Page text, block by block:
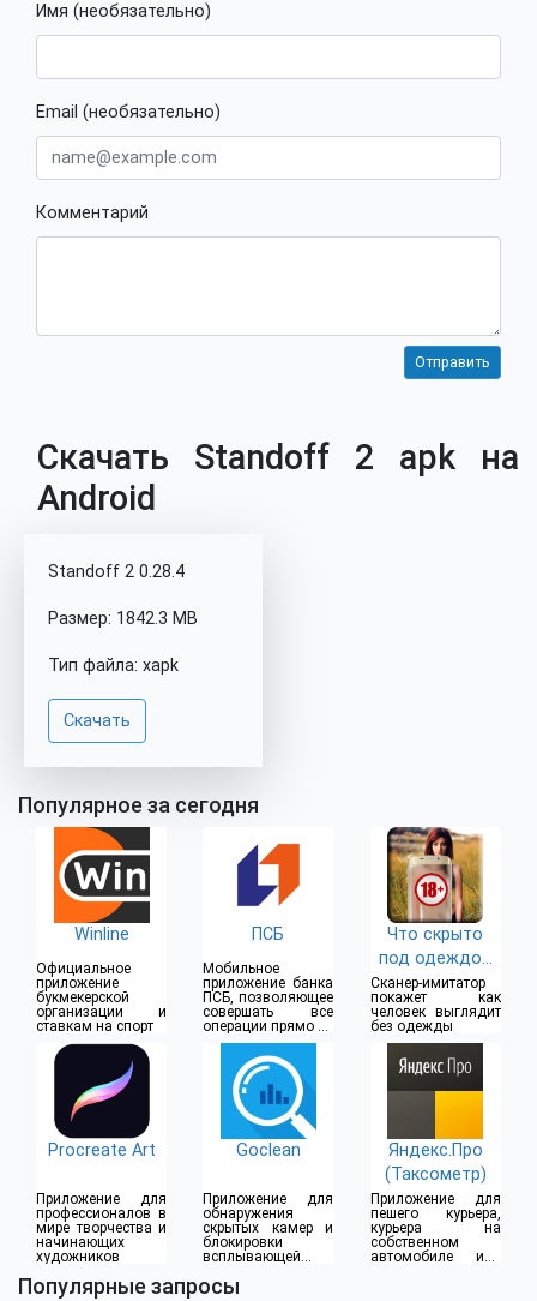
Имя (необязательно)
Email (необязательно)
Комментарий
Скачать Standoff 2 apk на
Android
Standoff 2 0.28.4
Размер: 1842.3 MB
Тип файла: xapk
Скачать
Популярное за сегодня
Winline
Официальное
приложение
букмекерской
организации и
ставкам на спорт
ПСБ
Мобильное
приложение банка
ПСБ, позволяющее
совершать все
операции прямо из
дома
Что скрыто
под одеждой
(18+)
Сканер-имитатор
покажет как
человек выглядит
без одежды
Procreate Art
Приложение для
профессионалов в
мире творчества и
начинающих
художников
Goclean
Приложение для
обнаружения
скрытых камер и
блокировки
всплывающей
Яндекс.Про
(Таксометр)
Приложение для
пешего курьера,
курьера на
собственном
автомобиле или
Популярные запросы